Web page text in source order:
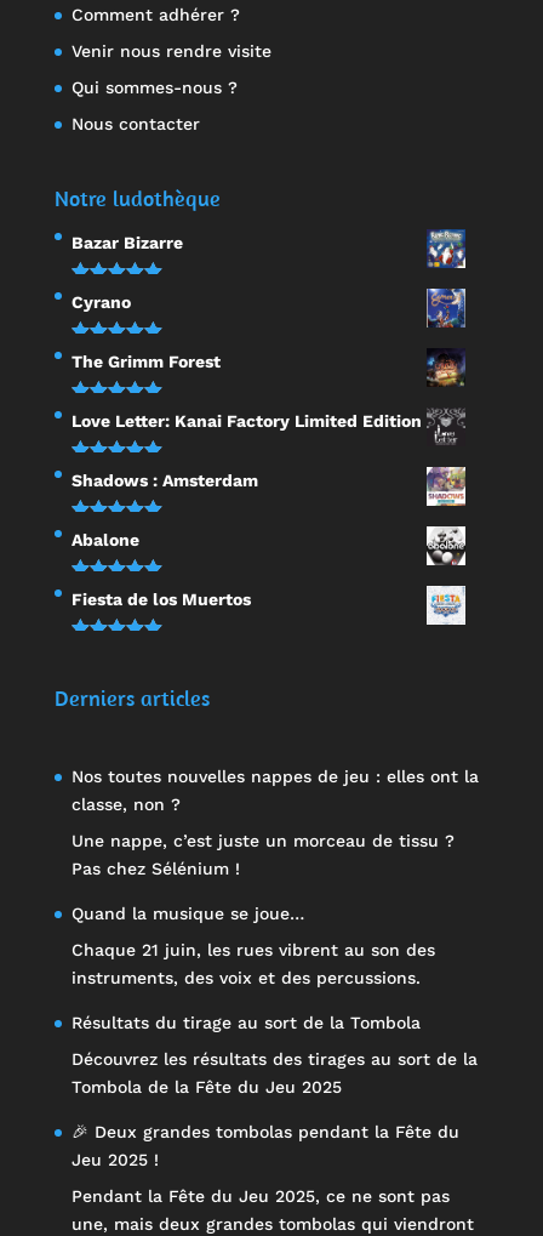
Comment adhérer ?
Venir nous rendre visite
Qui sommes-nous ?
Nous contacter
Notre ludothèque
Bazar Bizarre
Note5.00
sur 5
Cyrano
Note5.00
sur 5
The Grimm Forest
Note 5.00
sur 5
Love Letter: Kanai Factory Limited Edition
Note5.00
sur 5
Shadows : Amsterdam
Note5.00
sur 5
Abalone
Note5.00
sur 5
Fiesta de los Muertos
Derniers articles
Nos toutes nouvelles nappes de jeu : elles ont la
classe, non ?
Une nappe, c’est juste un morceau de tissu ?
Pas chez Sélénium !
Quand la musique se joue…
Chaque 21 juin, les rues vibrent au son des
instruments, des voix et des percussions.
Résultats du tirage au sort de la Tombola
Découvrez les résultats des tirages au sort de la
Tombola de la Fête du Jeu 2025
🎉 Deux grandes tombolas pendant la Fête du
Jeu 2025 !
Pendant la Fête du Jeu 2025, ce ne sont pas
une, mais deux grandes tombolas qui viendront